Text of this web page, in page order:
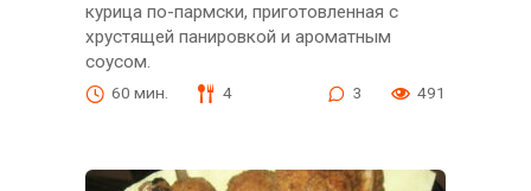
курица по-пармски, приготовленная с
хрустящей панировкой и ароматным
соусом.
60 мин. 4 3 491